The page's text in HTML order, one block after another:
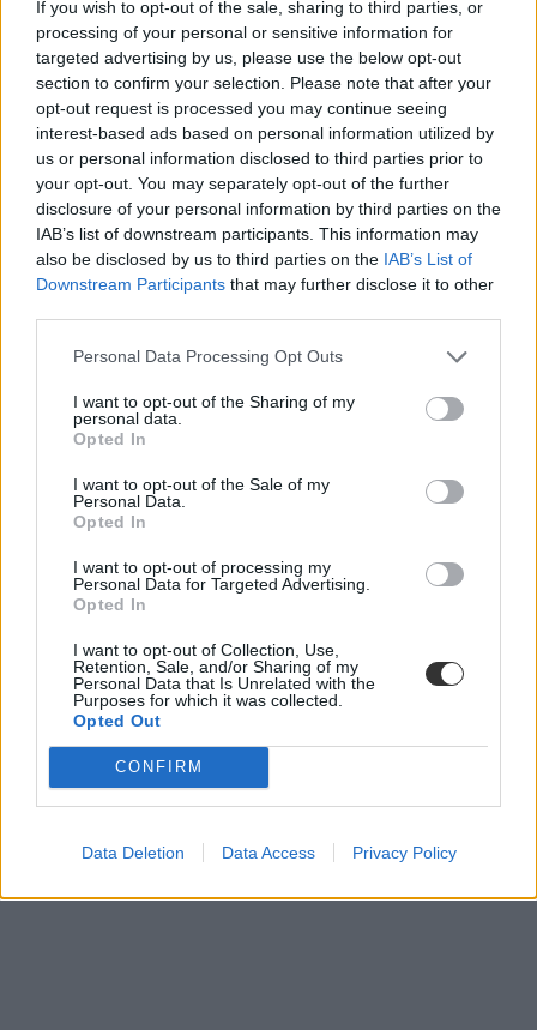
If you wish to opt-out of the sale, sharing to third parties, or
processing of your personal or sensitive information for
targeted advertising by us, please use the below opt-out
section to confirm your selection. Please note that after your
opt-out request is processed you may continue seeing
interest-based ads based on personal information utilized by
us or personal information disclosed to third parties prior to
your opt-out. You may separately opt-out of the further
disclosure of your personal information by third parties on the
IAB’s list of downstream participants. This information may
also be disclosed by us to third parties on the IAB’s List of
Downstream Participants that may further disclose it to other
Personal Data Processing Opt Outs
I want to opt-out of the Sharing of my
personal data.
Opted In
I want to opt-out of the Sale of my
Personal Data.
Opted In
I want to opt-out of processing my
Personal Data for Targeted Advertising.
Opted In
I want to opt-out of Collection, Use,
Retention, Sale, and/or Sharing of my
Personal Data that Is Unrelated with the
Purposes for which it was collected.
Opted Out
CONFIRM
Data Deletion Data Access Privacy Policy
veszélyhelyzet
diákigazolvány matrica
diákigazolvány érvényesség
dátum
diákigazolvány érvényesség 2021